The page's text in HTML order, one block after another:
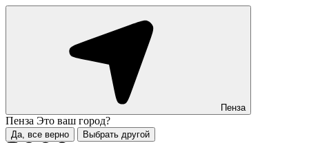
Пенза
Пенза Это ваш город?
Да, все верно Выбрать другой